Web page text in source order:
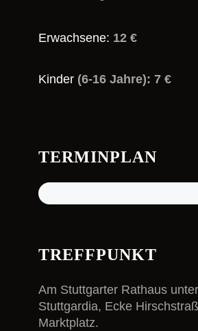
Erwachsene: 12 €
Kinder (6-16 Jahre): 7 €
TERMINPLAN
TREFFPUNKT
Am Stuttgarter Rathaus
Stuttgardia, Ecke
Marktplatz.